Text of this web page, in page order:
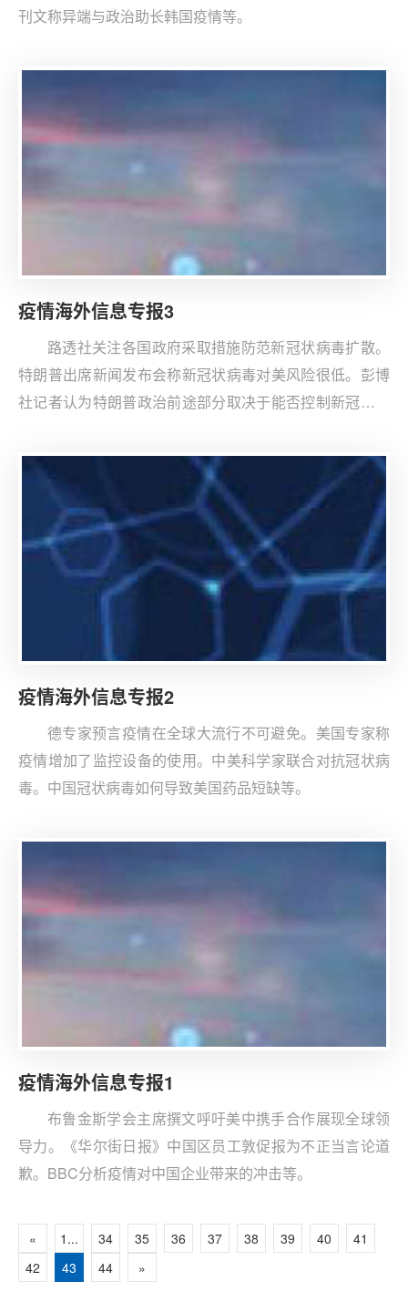
刊文称异端与政治助长韩国疫情等。
疫情海外信息专报3
路透社关注各国政府采取措施防范新冠状病毒扩散。
特朗普出席新闻发布会称新冠状病毒对美风险很低。彭博
社记者认为特朗普政治前途部分取决于能否控制新冠状病
疫情海外信息专报2
德专家预言疫情在全球大流行不可避免。美国专家称
疫情增加了监控设备的使用。中美科学家联合对抗冠状病
毒。中国冠状病毒如何导致美国药品短缺等。
疫情海外信息专报1
布鲁金斯学会主席撰文呼吁美中携手合作展现全球领
导力。《华尔街日报》中国区员工敦促报为不正当言论道
歉。BBC分析疫情对中国企业带来的冲击等。
« 1... 34 35 36 37 38 39 40
41
42
43 44 »